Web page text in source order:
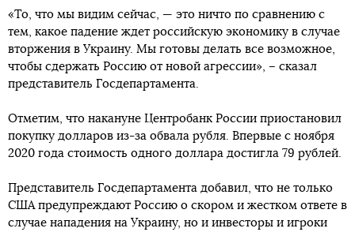
«То, что мы видим сейчас, — это ничто по сравнению с
тем, какое падение ждет российскую экономику в случае
вторжения в Украину. Мы готовы делать все возможное,
чтобы сдержать Россию от новой агрессии», – сказал
представитель Госдепартамента.
Отметим, что накануне Центробанк России приостановил
покупку долларов из-за обвала рубля. Впервые с ноября
2020 года стоимость одного доллара достигла 79 рублей.
Представитель Госдепартамента добавил, что не только
США предупреждают Россию о скором и жестком ответе в
случае нападения на Украину, но и инвесторы и игроки